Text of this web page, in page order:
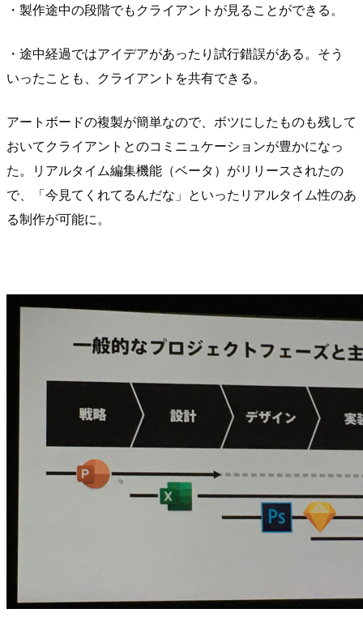
・製作途中の段階でもクライアントが見ることができる。
・途中経過ではアイデアがあったり試行錯誤がある。そう
いったことも、クライアントを共有できる。
アートボードの複製が簡単なので、ボツにしたものも残して
おいてクライアントとのコミニュケーションが豊かになっ
た。リアルタイム編集機能（ベータ）がリリースされたの
で、「今見てくれてるんだな」といったリアルタイム性のあ
る制作が可能に。